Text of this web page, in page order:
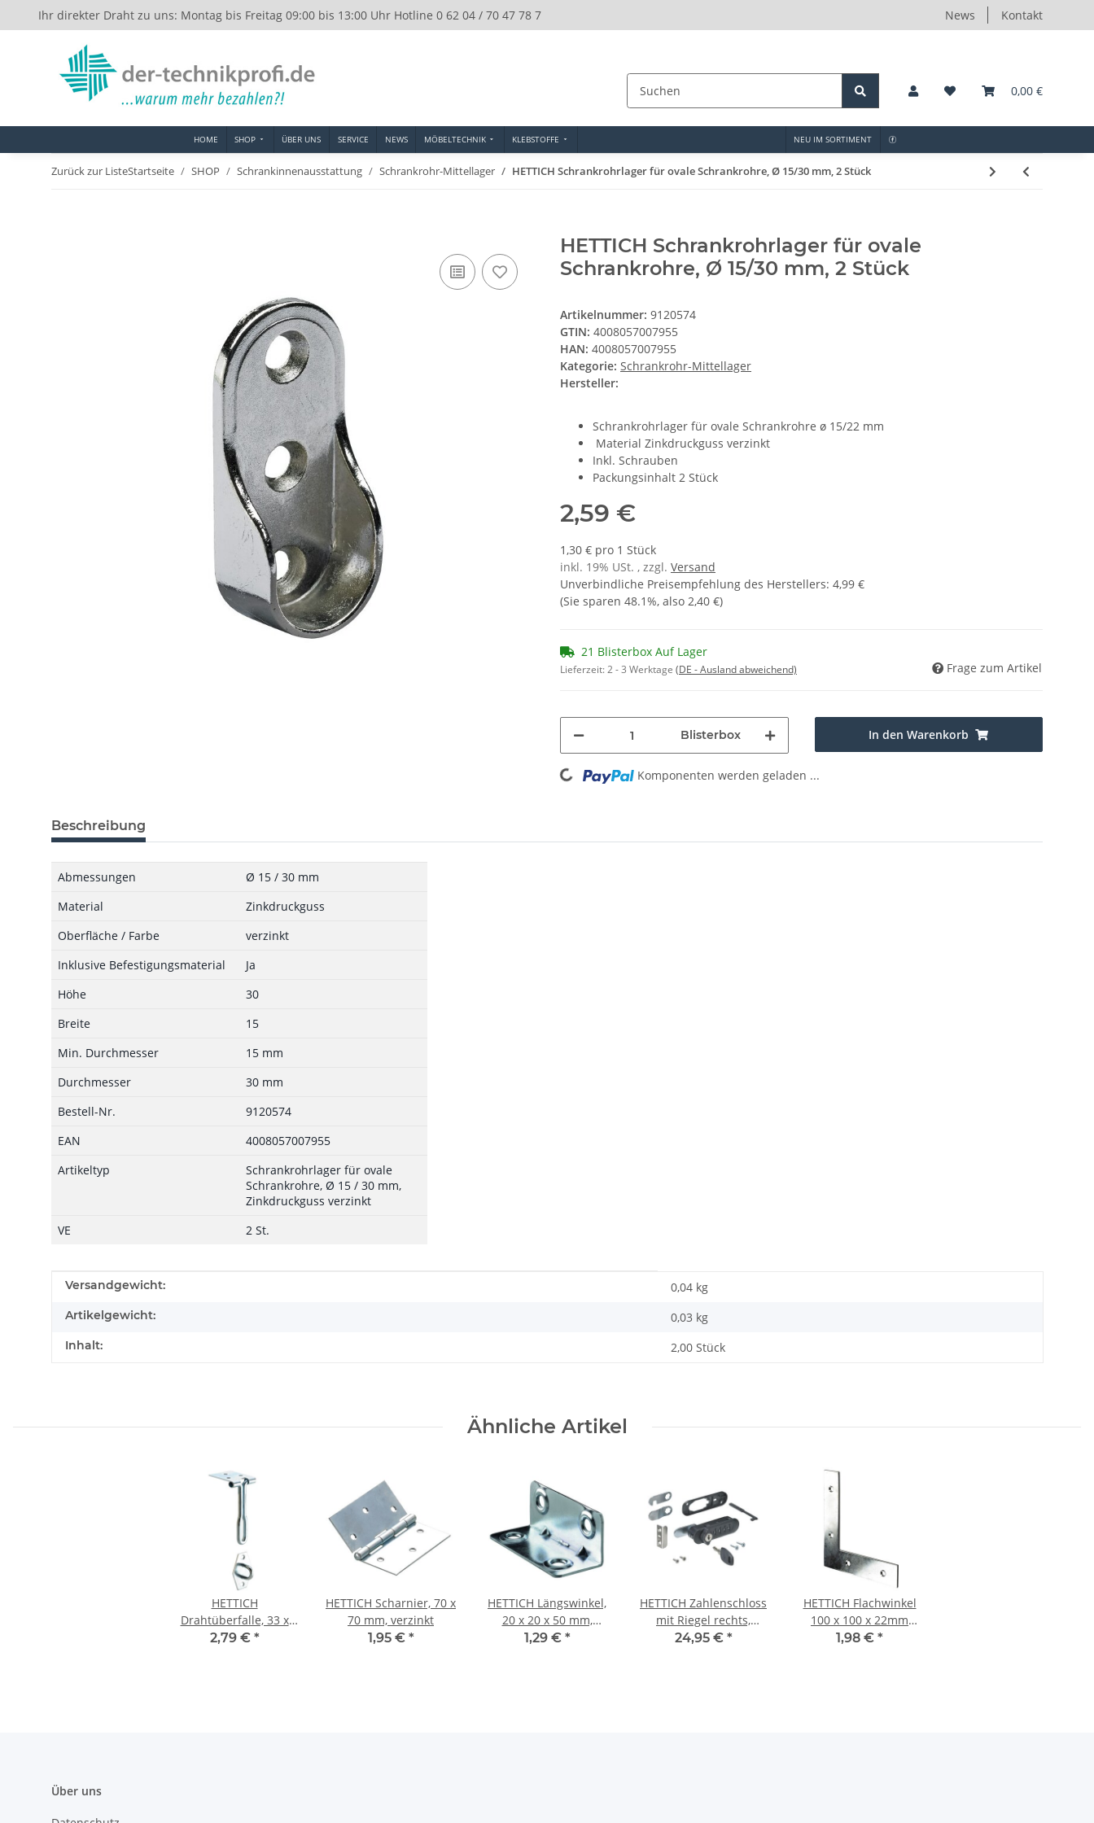
Ihr direkter Draht zu uns: Montag bis Freitag 09:00 bis 13:00 Uhr Hotline 0 62 04 / 70 47 78 7 News Kontakt
0,00 €
HOME SHOP ÜBER UNS SERVICE NEWS MÖBELTECHNIK KLEBSTOFFE NEU IM SORTIMENT
Zurück zur ListeStartseite SHOP Schrankinnenausstattung Schrankrohr-Mittellager HETTICH Schrankrohrlager für ovale Schrankrohre, Ø 15/30 mm, 2 Stück
HETTICH Schrankrohrlager für ovale
Schrankrohre, Ø 15/30 mm, 2 Stück
Artikelnummer: 9120574
GTIN: 4008057007955
HAN: 4008057007955
Kategorie: Schrankrohr-Mittellager
Hersteller:
Schrankrohrlager für ovale Schrankrohre ø 15/22 mm
Material Zinkdruckguss verzinkt
Inkl. Schrauben
Packungsinhalt 2 Stück
2,59 €
1,30 € pro 1 Stück
inkl. 19% USt. , zzgl. Versand
Unverbindliche Preisempfehlung des Herstellers: 4,99 €
(Sie sparen 48.1%, also 2,40 €)
21 Blisterbox Auf Lager
Lieferzeit:2 - 3 Werktage (DE - Ausland abweichend) Frage zum Artikel
Blisterbox In den Warenkorb
Loading... Komponenten werden geladen ...
Beschreibung
Abmessungen
Ø 15 / 30 mm
Material
Zinkdruckguss
Oberfläche / Farbe
verzinkt
Inklusive Befestigungsmaterial
Ja
Höhe
30
Breite
15
Min. Durchmesser
15 mm
Durchmesser
30 mm
Bestell-Nr.
9120574
EAN
4008057007955
Artikeltyp
Schrankrohrlager für ovale
Schrankrohre, Ø 15 / 30 mm,
Zinkdruckguss verzinkt
VE
2 St.
Produkteigenschaft
Wert
Versandgewicht: 0,04 kg
Artikelgewicht: 0,03 kg
Inhalt: 2,00 Stück
Ähnliche Artikel
HETTICH
Drahtüberfalle, 33 x
120mm, verzinkt
2,79 € *
HETTICH Scharnier, 70 x
70 mm, verzinkt
1,95 € *
HETTICH Längswinkel,
20 x 20 x 50 mm,
verzinkt
1,29 € *
HETTICH Zahlenschloss
mit Riegel rechts,
Kunststoff
24,95 € *
HETTICH Flachwinkel
100 x 100 x 22mm
verzinkt Materialstärke
1,98 € *
Über uns